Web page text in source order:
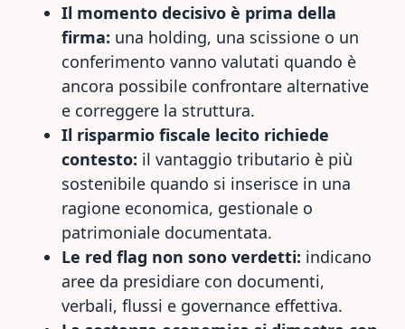
Il momento decisivo è prima della
firma: una holding, una scissione o un
conferimento vanno valutati quando è
ancora possibile confrontare alternative
e correggere la struttura.
Il risparmio fiscale lecito richiede
contesto: il vantaggio tributario è più
sostenibile quando si inserisce in una
ragione economica, gestionale o
patrimoniale documentata.
Le red flag non sono verdetti: indicano
aree da presidiare con documenti,
verbali, flussi e governance effettiva.